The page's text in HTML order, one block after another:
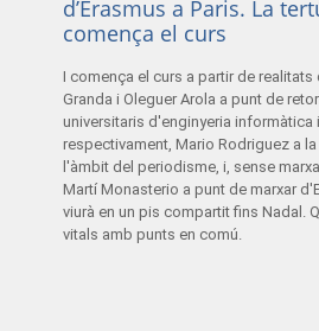
d’Erasmus a Paris. La
comença el curs
I comença el curs a partir de realitats
Granda i Oleguer Arola a punt de
universitaris d'enginyeria informàtica
respectivament, Mario Rodriguez a
l'àmbit del periodisme, i, sense
Martí Monasterio a punt de marxar
viurà en un pis compartit fins Nadal.
vitals amb punts en comú.